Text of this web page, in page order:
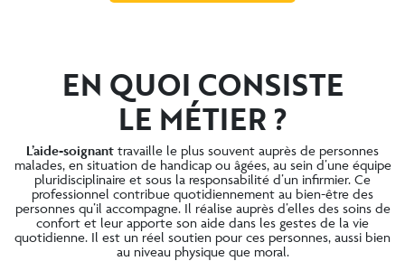
EN QUOI CONSISTE
LE MÉTIER ?
L’aide-soignant travaille le plus souvent auprès de personnes
malades, en situation de handicap ou âgées, au sein d’une équipe
pluridisciplinaire et sous la responsabilité d’un infirmier. Ce
professionnel contribue quotidiennement au bien-être des
personnes qu’il accompagne. Il réalise auprès d’elles des soins de
confort et leur apporte son aide dans les gestes de la vie
quotidienne. Il est un réel soutien pour ces personnes, aussi bien
au niveau physique que moral.